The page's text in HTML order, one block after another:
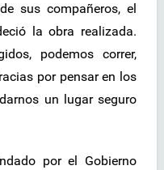
sus compañeros, el
la obra realizada.
podemos correr,
por pensar en los
un lugar seguro
por el Gobierno